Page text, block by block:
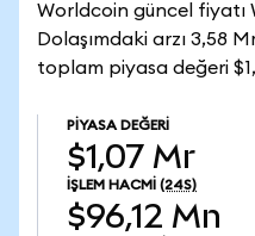
Worldcoin güncel fiyatı
Dolaşımdaki arzı 3,58
toplam piyasa değeri
PIYASA DEĞERI
$1,07 Mr
İŞLEM HACMI (24S)
$96,12 Mn